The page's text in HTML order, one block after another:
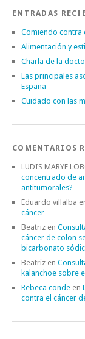
ENTRADAS
Comiendo contra
Alimentación y
Charla de la
Las principales
España
Cuidado con las
COMENTARIOS
LUDIS MARYE
concentrado de
antitumorales?
Eduardo villalba
cáncer
Beatriz en
cáncer de colon
bicarbonato
Beatriz en
kalanchoe sobre
Rebeca conde en
contra el cáncer